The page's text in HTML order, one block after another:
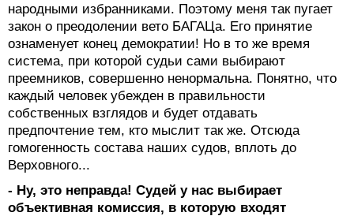
народными избранниками. Поэтому меня так пугает
закон о преодолении вето БАГАЦа. Его принятие
ознаменует конец демократии! Но в то же время
система, при которой судьи сами выбирают
преемников, совершенно ненормальна. Понятно, что
каждый человек убежден в правильности
собственных взглядов и будет отдавать
предпочтение тем, кто мыслит так же. Отсюда
гомогенность состава наших судов, вплоть до
Верховного...
- Ну, это неправда! Судей у нас выбирает
объективная комиссия, в которую входят